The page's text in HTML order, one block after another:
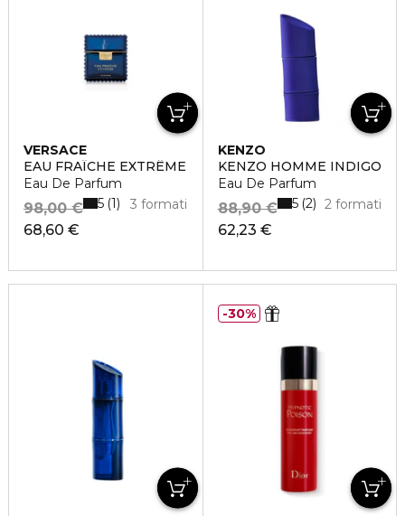
VERSACE
EAU FRAÎCHE EXTRÊME
Eau De Parfum
68,60 €
98,00 € 3 formati
5 1
KENZO
KENZO HOMME INDIGO
Eau De Parfum
62,23 €
88,90 € 2 formati
5 2
30%